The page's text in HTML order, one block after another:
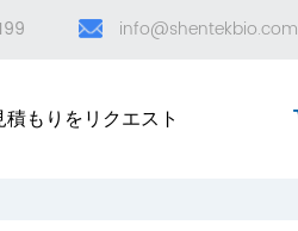
info@shentekbio.com
積もりをリクエスト